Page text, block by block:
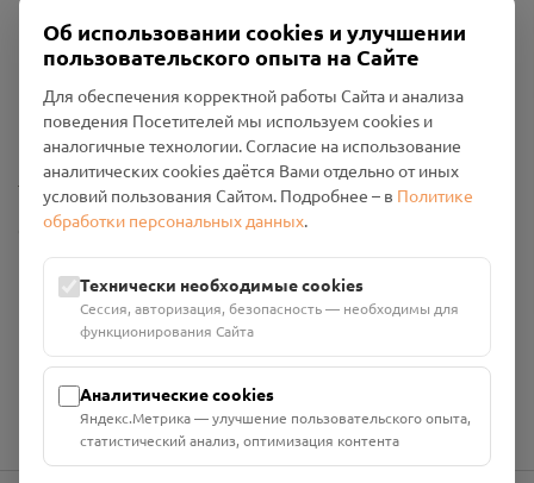
Политика конфиденциальности
Промо-материалы
Настройки cookies
Общество с ограниченной ответственностью «Смоленский
Проект Помним»
ИНН: 6700029207 ОГРН: 1256700001986
Юридический адрес: 216790, Смоленская область, р-н
Руднянский, г. Рудня, улица Западная, д. 26А, пом. 18
Номер счёта: 40702810901130004287 в АО "АЛЬФА-БАНК"
Об использовании cookies и улучшении
пользовательского опыта на Сайте
Для обеспечения корректной работы Сайта и анализа
поведения Посетителей мы используем cookies и
аналогичные технологии. Согласие на использование
аналитических cookies даётся Вами отдельно от иных
условий пользования Сайтом. Подробнее – в Политике
обработки персональных данных.
Технически необходимые cookies
Сессия, авторизация, безопасность — необходимы для
функционирования Сайта
Аналитические cookies
Яндекс.Метрика — улучшение пользовательского опыта,
статистический анализ, оптимизация контента